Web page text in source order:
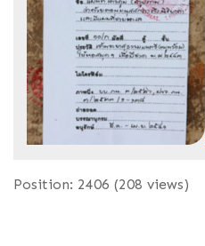
Position: 2406 (208 views)